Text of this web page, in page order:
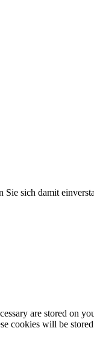
Sie sich damit
are stored on
cookies will be